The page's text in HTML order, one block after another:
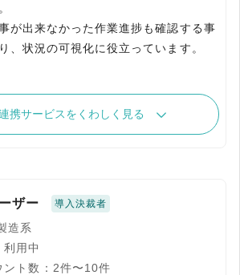
が出来なかった作業進捗も確認する事
、状況の可視化に役立っています。
携サービスをくわしく見る
ザー 導入決裁者
造系
用中
ント数：2件〜10件